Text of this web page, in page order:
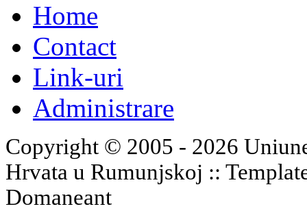
Home
Contact
Link-uri
Administrare
Copyright © 2005 - 2026
Hrvata u Rumunjskoj ::
Domaneant